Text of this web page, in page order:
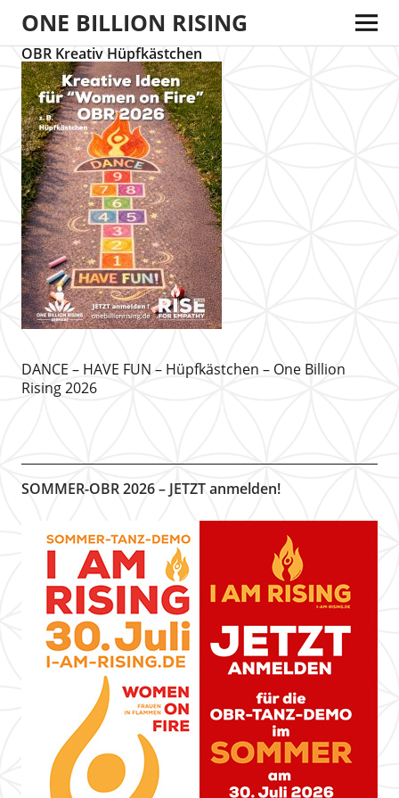
ONE BILLION RISING
OBR Kreativ Hüpfkästchen
DANCE – HAVE FUN – Hüpfkästchen – One Billion
Rising 2026
SOMMER-OBR 2026 – JETZT anmelden!